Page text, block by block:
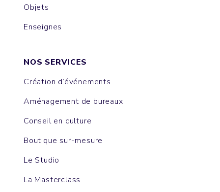
Objets
Enseignes
NOS SERVICES
Création d’événements
Aménagement de bureaux
Conseil en culture
Boutique sur-mesure
Le Studio
La Masterclass